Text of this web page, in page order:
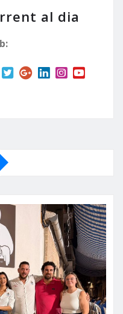
al dia